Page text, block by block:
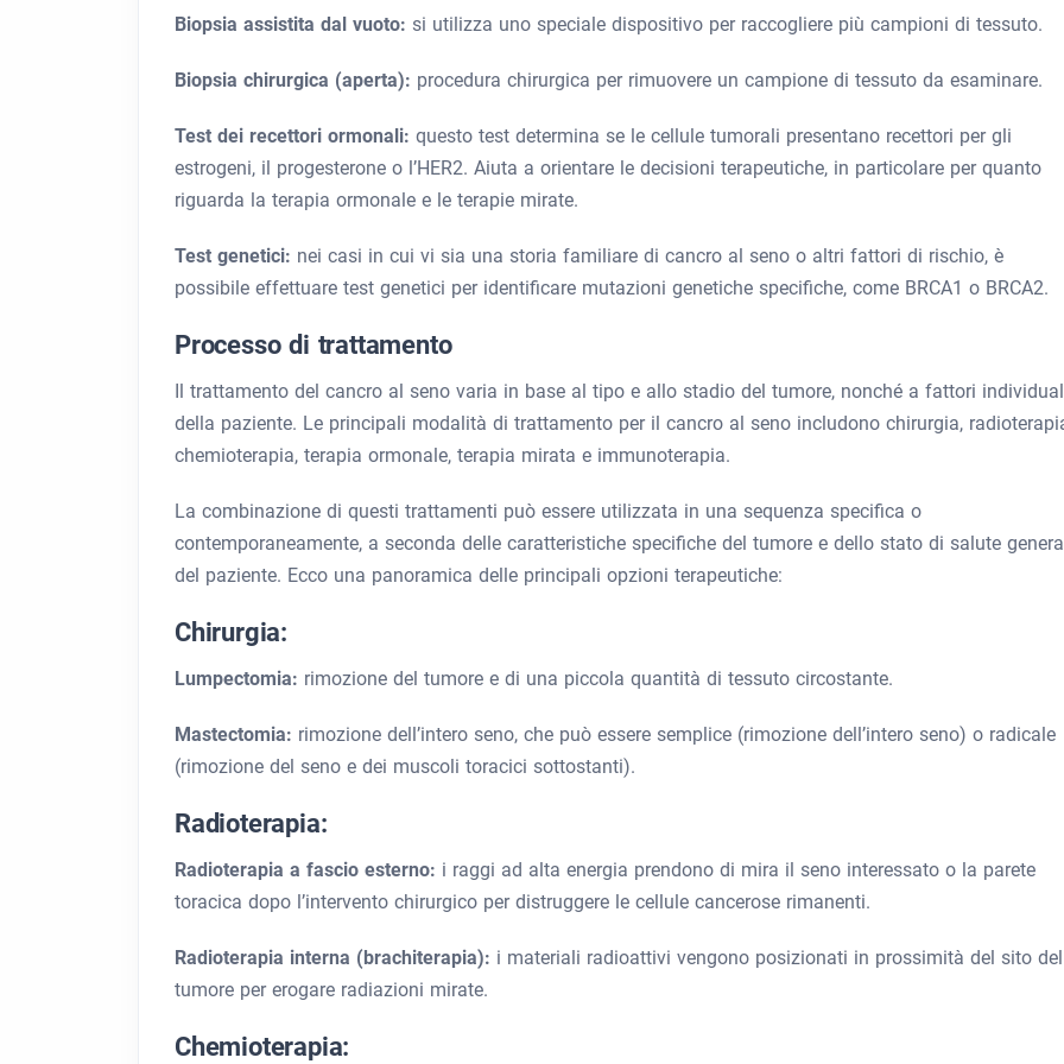
Biopsia assistita dal vuoto: si utilizza uno speciale dispositivo per raccogliere più campioni di tessuto.
Biopsia chirurgica (aperta): procedura chirurgica per rimuovere un campione di tessuto da esaminare.
Test dei recettori ormonali: questo test determina se le cellule tumorali presentano recettori per gli
estrogeni, il progesterone o l’HER2. Aiuta a orientare le decisioni terapeutiche, in particolare per quanto
riguarda la terapia ormonale e le terapie mirate.
Test genetici: nei casi in cui vi sia una storia familiare di cancro al seno o altri fattori di rischio, è
possibile effettuare test genetici per identificare mutazioni genetiche specifiche, come BRCA1 o BRCA2.
Processo di trattamento
Il trattamento del cancro al seno varia in base al tipo e allo stadio del tumore, nonché a fattori
della paziente. Le principali modalità di trattamento per il cancro al seno includono chirurgia,
chemioterapia, terapia ormonale, terapia mirata e immunoterapia.
La combinazione di questi trattamenti può essere utilizzata in una sequenza specifica o
contemporaneamente, a seconda delle caratteristiche specifiche del tumore e dello stato di salute
del paziente. Ecco una panoramica delle principali opzioni terapeutiche:
Chirurgia:
Lumpectomia: rimozione del tumore e di una piccola quantità di tessuto circostante.
Mastectomia: rimozione dell’intero seno, che può essere semplice (rimozione dell’intero seno) o radicale
(rimozione del seno e dei muscoli toracici sottostanti).
Radioterapia:
Radioterapia a fascio esterno: i raggi ad alta energia prendono di mira il seno interessato o la parete
toracica dopo l’intervento chirurgico per distruggere le cellule cancerose rimanenti.
Radioterapia interna (brachiterapia): i materiali radioattivi vengono posizionati in prossimità del sito del
tumore per erogare radiazioni mirate.
Chemioterapia: